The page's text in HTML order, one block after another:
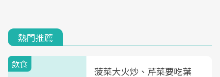
熱門推薦
飲食
菠菜大火炒、芹菜要吃葉